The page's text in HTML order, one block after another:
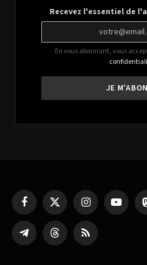
Recevez l'essentiel de
En vous abonnant, vous
FacebookX
(Twitter)
InstagramYouTube
Partager
sur
Threads RSS